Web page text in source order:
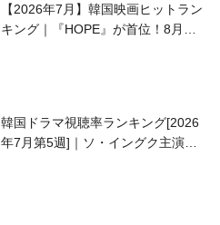
【2026年7月】韓国映画ヒットラン
キング｜『HOPE』が首位！8月公
韓国ドラマ視聴率ランキング[2026
年7月第5週]｜ソ・イングク主演の